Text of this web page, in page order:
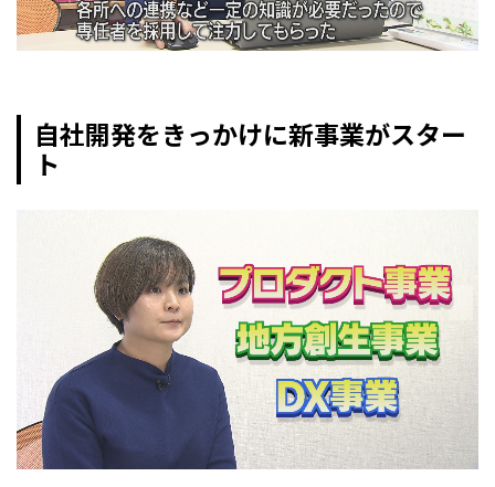
自社開発をきっかけに新事業がスター
ト